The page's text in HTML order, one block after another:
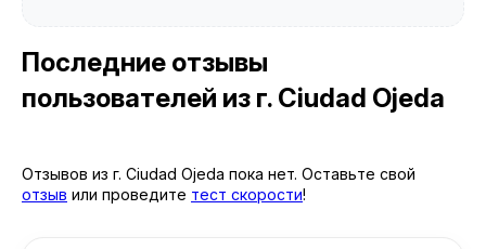
Последние отзывы
пользователей из г. Ciudad Ojeda
Отзывов из г. Ciudad Ojeda пока нет. Оставьте свой
отзыв или проведите тест скорости!